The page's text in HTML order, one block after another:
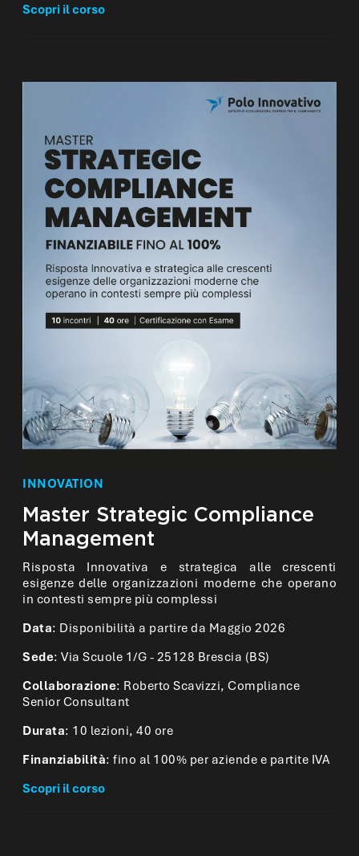
Scopri il corso
INNOVATION
Master Strategic Compliance
Management
Risposta Innovativa e strategica alle crescenti
esigenze delle organizzazioni moderne che operano
in contesti sempre più complessi
Data: Disponibilità a partire da Maggio 2026
Sede: Via Scuole 1/G - 25128 Brescia (BS)
Collaborazione: Roberto Scavizzi, Compliance
Senior Consultant
Durata: 10 lezioni, 40 ore
Finanziabilità: fino al 100% per aziende e partite IVA
Scopri il corso